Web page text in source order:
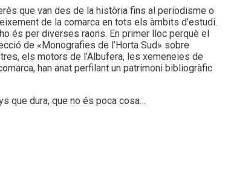
que van des de la història fins al periodisme o
de la comarca en tots els àmbits d’estudi.
és per diverses raons. En primer lloc perquè el
de «Monografies de l’Horta Sud» sobre
els motors de l’Albufera, les xemeneies de
han anat perfilant un patrimoni bibliogràfic
que dura, que no és poca cosa…